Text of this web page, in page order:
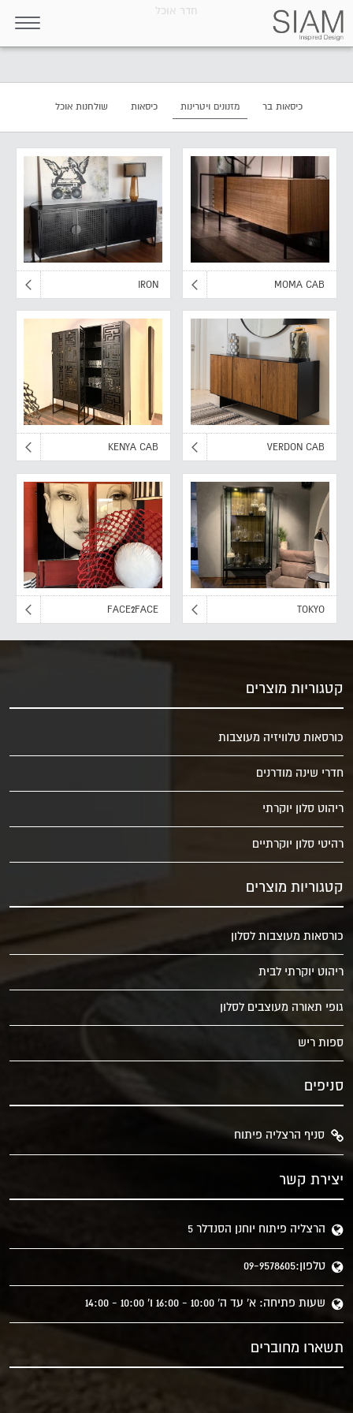
חדר אוכל
שולחנות אוכל כיסאות מזנונים ויטרינות כיסאות בר
MOMA CAB
IRON
VERDON CAB
KENYA CAB
TOKYO
FACE2FACE
קטגוריות מוצרים
כורסאות טלוויזיה מעוצבות
חדרי שינה מודרנים
ריהוט סלון יוקרתי
רהיטי סלון יוקרתיים
קטגוריות מוצרים
כורסאות מעוצבות לסלון
ריהוט יוקרתי לבית
גופי תאורה מעוצבים לסלון
ספות ריש
סניפים
סניף הרצליה פיתוח
יצירת קשר
הרצליה פיתוח יוחנן הסנדלר 5
טלפון:09-9578605
שעות פתיחה: א' עד ה' 10:00 - 16:00 ו' 10:00 - 14:00
תשארו מחוברים